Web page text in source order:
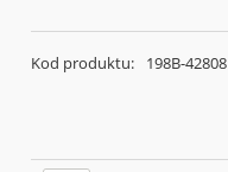
Kod produktu: 198B-42808